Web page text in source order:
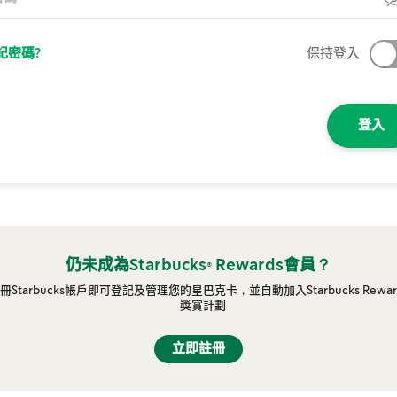
密碼? 保持登入
登入
仍未成為Starbucks® Rewards會員？
Starbucks帳戶即可登記及管理您的星巴克卡，並自動加入Starbucks
獎賞計劃
立即註冊